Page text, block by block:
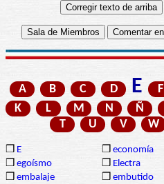
A B C D E F
K
L M N Ñ
T
U V W
❒ E ❒ economía
❒ egoísmo ❒ Electra
❒ embalaje ❒ embutido